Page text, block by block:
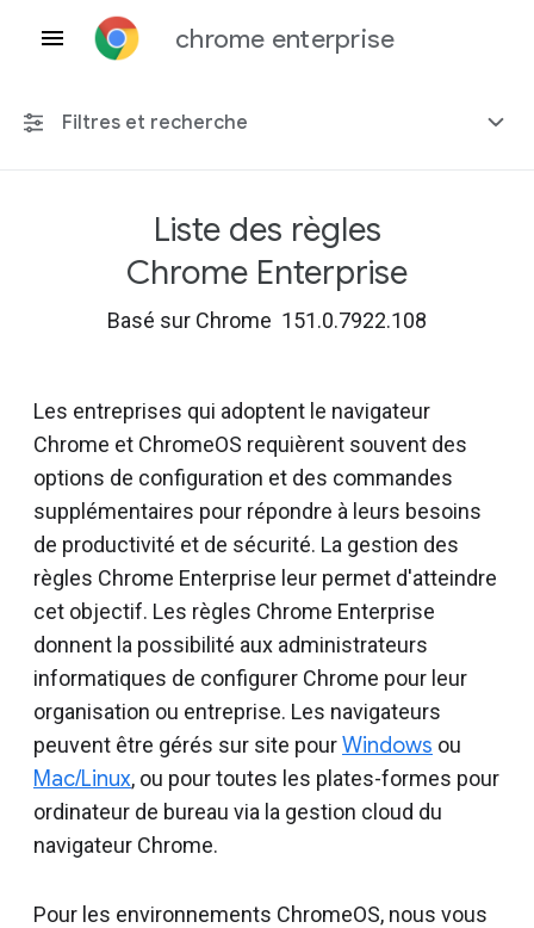
chrome enterprise
Filtres et recherche
Toute plate-forme
Chrome 151
Inclure les règles obsolètes
Liste des règles
Chrome Enterprise
Basé sur Chrome 151.0.7922.108
Les entreprises qui adoptent le navigateur
Chrome et ChromeOS requièrent souvent des
options de configuration et des commandes
supplémentaires pour répondre à leurs besoins
de productivité et de sécurité. La gestion des
règles Chrome Enterprise leur permet d'atteindre
cet objectif. Les règles Chrome Enterprise
donnent la possibilité aux administrateurs
informatiques de configurer Chrome pour leur
organisation ou entreprise. Les navigateurs
peuvent être gérés sur site pourWindows ou
Mac/Linux, ou pour toutes les plates-formes pour
ordinateur de bureau via la gestion cloud du
navigateur Chrome.
Pour les environnements ChromeOS, nous vous